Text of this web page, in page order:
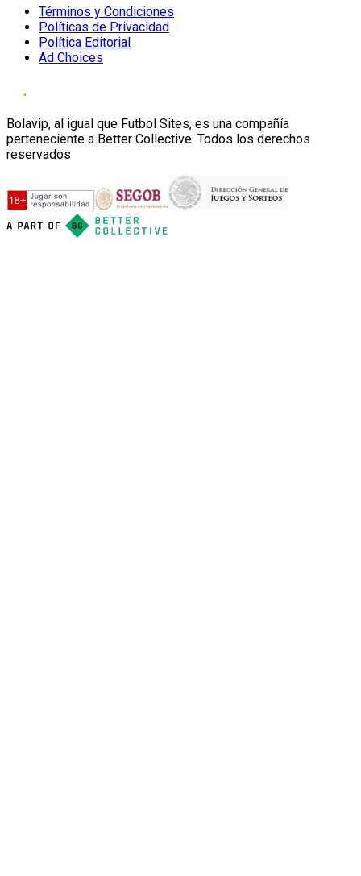
Términos y Condiciones
Políticas de Privacidad
Política Editorial
Ad Choices
Bolavip, al igual que Futbol Sites, es una compañía
perteneciente a Better Collective. Todos los derechos
reservados